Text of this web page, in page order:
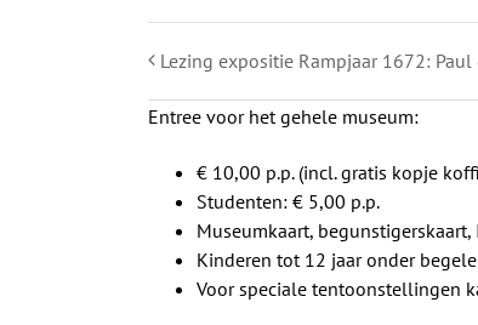
Lezing expositie Rampjaar 1672: Paul
Entree voor het gehele museum:
€ 10,00 p.p. (incl. gratis kopje
Studenten: € 5,00 p.p.
Museumkaart,
Kinderen tot 12 jaar onder
Voor speciale tentoonstellingen